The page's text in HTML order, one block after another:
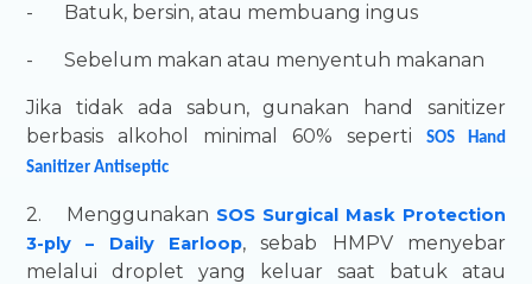
- Batuk, bersin, atau membuang ingus
- Sebelum makan atau menyentuh makanan
Jika tidak ada sabun, gunakan hand sanitizer
berbasis alkohol minimal 60% seperti
SOS Hand
Sanitizer Antiseptic
2. Menggunakan SOS Surgical Mask Protection
3-ply – Daily Earloop, sebab HMPV menyebar
melalui droplet yang keluar saat batuk atau